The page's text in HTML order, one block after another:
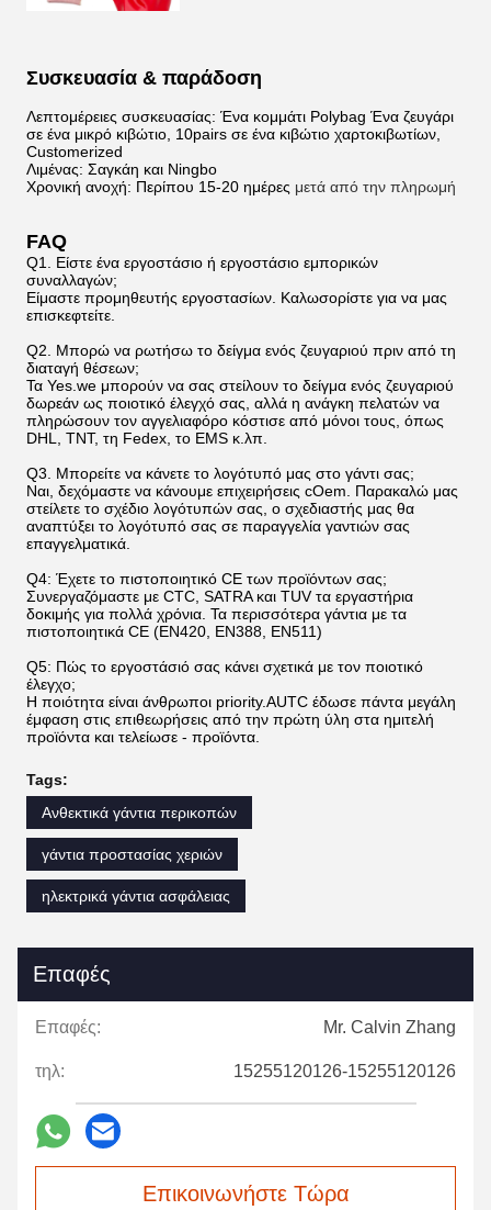
Συσκευασία & παράδοση
Λεπτομέρειες συσκευασίας: Ένα κομμάτι Polybag Ένα ζευγάρι
σε ένα μικρό κιβώτιο, 10pairs σε ένα κιβώτιο χαρτοκιβωτίων,
Customerized
Λιμένας: Σαγκάη και Ningbo
Χρονική ανοχή: Περίπου 15-20 ημέρες μετά από την πληρωμή
FAQ
Q1. Είστε ένα εργοστάσιο ή εργοστάσιο εμπορικών
συναλλαγών;
Είμαστε προμηθευτής εργοστασίων. Καλωσορίστε για να μας
επισκεφτείτε.
Q2. Μπορώ να ρωτήσω το δείγμα ενός ζευγαριού πριν από τη
διαταγή θέσεων;
Τα Yes.we μπορούν να σας στείλουν το δείγμα ενός ζευγαριού
δωρεάν ως ποιοτικό έλεγχό σας, αλλά η ανάγκη πελατών να
πληρώσουν τον αγγελιαφόρο κόστισε από μόνοι τους, όπως
DHL, TNT, τη Fedex, το EMS κ.λπ.
Q3. Μπορείτε να κάνετε το λογότυπό μας στο γάντι σας;
Ναι, δεχόμαστε να κάνουμε επιχειρήσεις cOem. Παρακαλώ μας
στείλετε το σχέδιο λογότυπών σας, ο σχεδιαστής μας θα
αναπτύξει το λογότυπό σας σε παραγγελία γαντιών σας
επαγγελματικά.
Q4: Έχετε το πιστοποιητικό CE των προϊόντων σας;
Συνεργαζόμαστε με CTC, SATRA και TUV τα εργαστήρια
δοκιμής για πολλά χρόνια. Τα περισσότερα γάντια με τα
πιστοποιητικά CE (EN420, EN388, EN511)
Q5: Πώς το εργοστάσιό σας κάνει σχετικά με τον ποιοτικό
έλεγχο;
Η ποιότητα είναι άνθρωποι priority.AUTC έδωσε πάντα μεγάλη
έμφαση στις επιθεωρήσεις από την πρώτη ύλη στα ημιτελή
προϊόντα και τελείωσε - προϊόντα.
Tags:
Ανθεκτικά γάντια περικοπών
γάντια προστασίας χεριών
ηλεκτρικά γάντια ασφάλειας
Επαφές
Επαφές: Mr. Calvin Zhang
τηλ: 15255120126-15255120126
Επικοινωνήστε Τώρα